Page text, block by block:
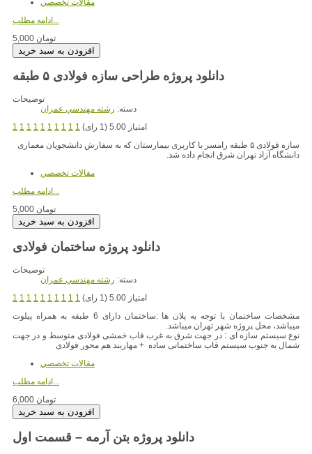
مقالات تخصصي
ادامه مطلب...
5,000 تومان
دانلود پروژه طراحی سازه فولادی ۵ طبقه
توضیحات
دسته: رشته مهندسي عمران
1 1 1 1 1 1 1 1 1 1
امتیاز 5.00 (1 رای)
سازه فولادی ۵ طبقه رامسر با کاربری بیمارستان که به سفارش دانشجویان معماری
دانشگاه آزاد تهران شرق انجام داده شد.
مقالات تخصصي
5,000 تومان
دانلود پروژه ساختمان فولادی
توضیحات
دسته: رشته مهندسي عمران
1 1 1 1 1 1 1 1 1 1
امتیاز 5.00 (1 رای)
مشخصات ساختمان با توجه به پلان ها :ساختمان دارای 6 طبقه به همراه پیلوت
میباشد، محل پروژه شهر تهران میباشد.
نوع سیستم سازه ای : در جهت شرق به غرب قاب خمشی فولادی متوسط و در جهت
شمال به جنوب سیستم قاب ساختمانی ساده + مهاربند هم محور فولادی
مقالات تخصصي
6,000 تومان
دانلود پروژه بتن آرمه – قسمت اول